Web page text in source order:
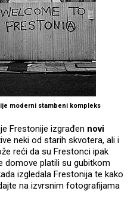
moderni stambeni kompleks
Frestonije izgrađen novi
neki od starih skvotera, ali i
reći da su Frestonci ipak
domove platili su gubitkom
izgledala Frestonija te kako
na izvrsnim fotografijama